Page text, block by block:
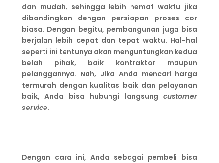
dan mudah, sehingga lebih hemat waktu jika
dibandingkan dengan persiapan proses cor
biasa. Dengan begitu, pembangunan juga bisa
berjalan lebih cepat dan tepat waktu. Hal-hal
seperti ini tentunya akan menguntungkan kedua
belah pihak, baik kontraktor maupun
pelanggannya. Nah, Jika Anda mencari harga
termurah dengan kualitas baik dan pelayanan
baik, Anda bisa hubungi langsungcustomer
service.
Dengan cara ini, Anda sebagai pembeli bisa